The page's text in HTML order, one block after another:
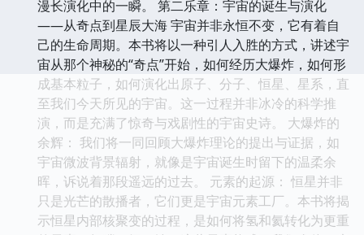
漫长演化中的一瞬。 第二乐章：宇宙的诞生与演化
——从奇点到星辰大海 宇宙并非永恒不变，它有着自
己的生命周期。本书将以一种引人入胜的方式，讲述宇
宙从那个神秘的“奇点”开始，如何经历大爆炸，如何形
成基本粒子，如何演化出原子、分子、恒星、星系，直
至我们今天所见的宇宙。这一过程并非冰冷的科学推
演，而是充满了惊奇与戏剧性的宇宙史诗。 大爆炸的
余辉： 我们将一同回顾大爆炸理论的提出与证据，如
宇宙微波背景辐射，就像是宇宙诞生时留下的温柔余
晖，诉说着那段遥远的过去。 元素的起源： 恒星并非
只是光芒的散播者，它们更是宇宙元素工厂。本书将揭
示恒星内部核聚变的过程，是如何将氢和氦转化为更重